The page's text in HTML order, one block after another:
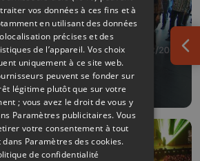
02/02/2026
dancefloor : les
en mouvement
vos données à ces fins et à
en utilisant des données
précises et des
de l’appareil. Vos choix
uniquement à ce site web.
peuvent se fonder sur
légitime plutôt que sur votre
; vous avez le droit de vous y
Paramètres publicitaires. Vous
votre consentement à tout
Paramètres des cookies.
de confidentialité